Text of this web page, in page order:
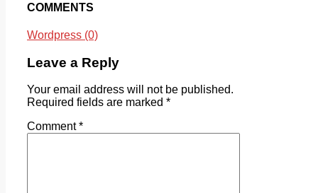
COMMENTS
Wordpress (0)
Leave a Reply
Your email address will not be published.
Required fields are marked *
Comment*